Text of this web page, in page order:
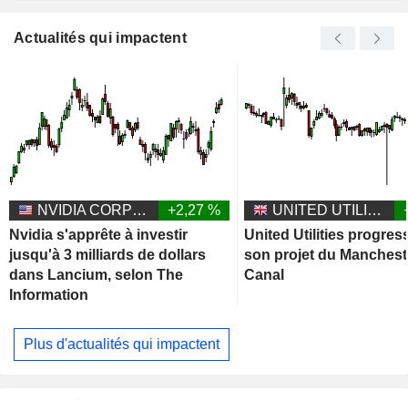
Actualités qui impactent
NVIDIA CORPORATION
+2,27 %
Nvidia s'apprête à investir
jusqu'à 3 milliards de dollars
dans Lancium, selon The
Information
UNITED UTILITIES GROUP PLC
United Utilities
son projet du
Canal
Plus d'actualités qui impactent